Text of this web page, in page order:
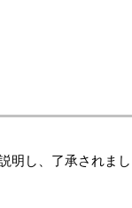
明し、了承されまし